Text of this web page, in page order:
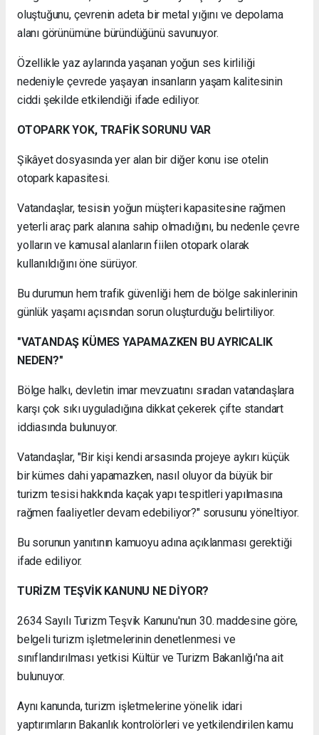
oluştuğunu, çevrenin adeta bir metal yığını ve depolama
alanı görünümüne büründüğünü savunuyor.
Özellikle yaz aylarında yaşanan yoğun ses kirliliği
nedeniyle çevrede yaşayan insanların yaşam kalitesinin
ciddi şekilde etkilendiği ifade ediliyor.
OTOPARK YOK, TRAFİK SORUNU VAR
Şikâyet dosyasında yer alan bir diğer konu ise otelin
otopark kapasitesi.
Vatandaşlar, tesisin yoğun müşteri kapasitesine rağmen
yeterli araç park alanına sahip olmadığını, bu nedenle çevre
yolların ve kamusal alanların fiilen otopark olarak
kullanıldığını öne sürüyor.
Bu durumun hem trafik güvenliği hem de bölge sakinlerinin
günlük yaşamı açısından sorun oluşturduğu belirtiliyor.
"VATANDAŞ KÜMES YAPAMAZKEN BU AYRICALIK
NEDEN?"
Bölge halkı, devletin imar mevzuatını sıradan vatandaşlara
karşı çok sıkı uyguladığına dikkat çekerek çifte standart
iddiasında bulunuyor.
Vatandaşlar, "Bir kişi kendi arsasında projeye aykırı küçük
bir kümes dahi yapamazken, nasıl oluyor da büyük bir
turizm tesisi hakkında kaçak yapı tespitleri yapılmasına
rağmen faaliyetler devam edebiliyor?" sorusunu yöneltiyor.
Bu sorunun yanıtının kamuoyu adına açıklanması gerektiği
ifade ediliyor.
TURİZM TEŞVİK KANUNU NE DİYOR?
2634 Sayılı Turizm Teşvik Kanunu'nun 30. maddesine göre,
belgeli turizm işletmelerinin denetlenmesi ve
sınıflandırılması yetkisi Kültür ve Turizm Bakanlığı'na ait
bulunuyor.
Aynı kanunda, turizm işletmelerine yönelik idari
yaptırımların Bakanlık kontrolörleri ve yetkilendirilen kamu